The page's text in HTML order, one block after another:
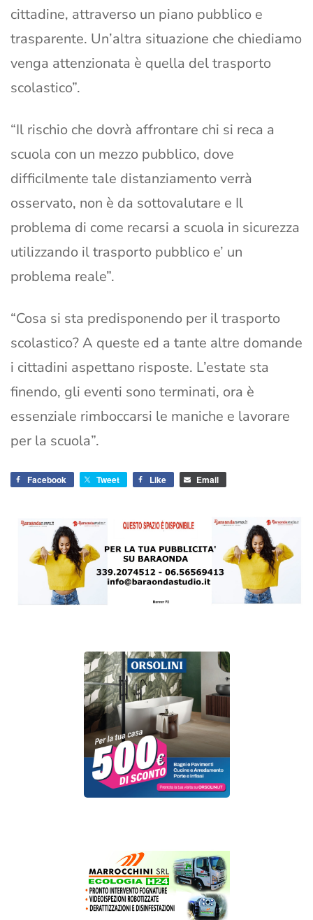
cittadine, attraverso un piano pubblico e
trasparente. Un’altra situazione che chiediamo
venga attenzionata è quella del trasporto
scolastico”.
“Il rischio che dovrà affrontare chi si reca a
scuola con un mezzo pubblico, dove
difficilmente tale distanziamento verrà
osservato, non è da sottovalutare e Il
problema di come recarsi a scuola in sicurezza
utilizzando il trasporto pubblico e’ un
problema reale”.
“Cosa si sta predisponendo per il trasporto
scolastico? A queste ed a tante altre domande
i cittadini aspettano risposte. L’estate sta
finendo, gli eventi sono terminati, ora è
essenziale rimboccarsi le maniche e lavorare
per la scuola”.
Facebook Tweet Like Email